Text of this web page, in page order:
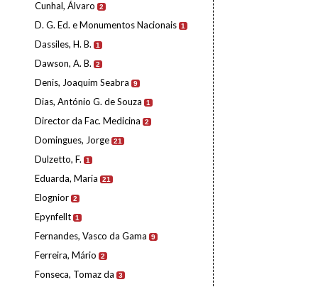
Cunhal, Álvaro 2
D. G. Ed. e Monumentos Nacionais 1
Dassiles, H. B. 1
Dawson, A. B. 2
Denis, Joaquim Seabra 9
Dias, António G. de Souza 1
Director da Fac. Medicina 2
Domingues, Jorge 21
Dulzetto, F. 1
Eduarda, Maria 21
Elognior 2
Epynfellt 1
Fernandes, Vasco da Gama 9
Ferreira, Mário 2
Fonseca, Tomaz da 3